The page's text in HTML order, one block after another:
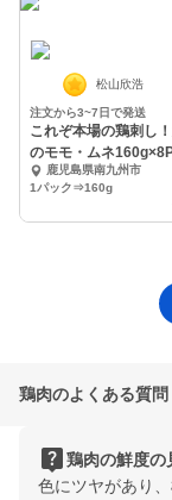
松山欣浩
注文から3~7日で発送
これぞ本場の鶏刺し
のモモ・ムネ
油（冷凍）
鹿児島県南九州市
1パック⇒160g
鶏肉のよくある質問
live_help鶏肉の鮮度の
色にツヤがあり